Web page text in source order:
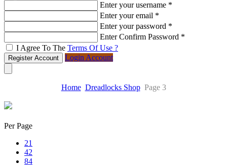
Enter your username *
Enter your email *
Enter your password *
Enter Confirm Password *
I Agree To The Terms Of Use ?
Register Account Login Account
Home Dreadlocks ShopPage 3
Skip
content
Per Page
21
42
84